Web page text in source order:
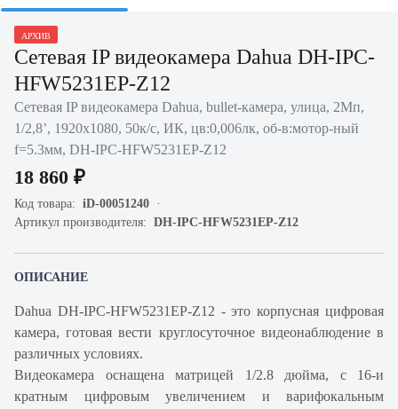
АРХИВ
Сетевая IP видеокамера Dahua DH-IPC-
HFW5231EP-Z12
Сетевая IP видеокамера Dahua, bullet-камера, улица, 2Мп,
1/2,8’, 1920х1080, 50к/с, ИК, цв:0,006лк, об-в:мотор-ный
f=5.3мм, DH-IPC-HFW5231EP-Z12
18 860 ₽
Код товара: iD-00051240
Артикул производителя: DH-IPC-HFW5231EP-Z12
ОПИСАНИЕ
Dahua DH-IPC-HFW5231EP-Z12 - это корпусная цифровая
камера, готовая вести круглосуточное видеонаблюдение в
различных условиях.
Видеокамера оснащена матрицей 1/2.8 дюйма, с 16-и
кратным цифровым увеличением и варифокальным